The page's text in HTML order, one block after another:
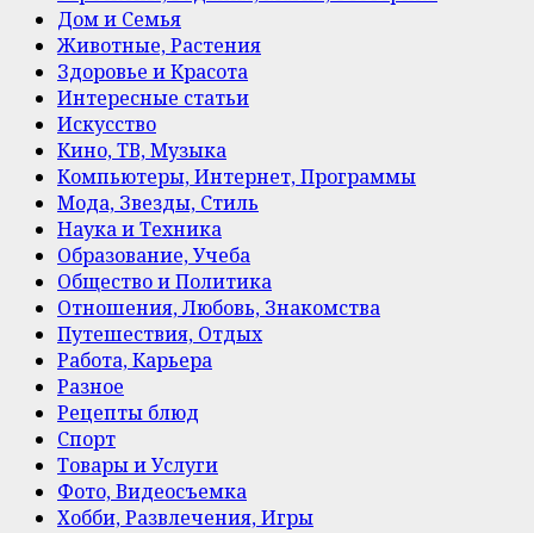
Дом и Семья
Животные, Растения
Здоровье и Красота
Интересные статьи
Искусство
Кино, ТВ, Музыка
Компьютеры, Интернет, Программы
Мода, Звезды, Стиль
Наука и Техника
Образование, Учеба
Общество и Политика
Отношения, Любовь, Знакомства
Путешествия, Отдых
Работа, Карьера
Разное
Рецепты блюд
Спорт
Товары и Услуги
Фото, Видеосъемка
Хобби, Развлечения, Игры